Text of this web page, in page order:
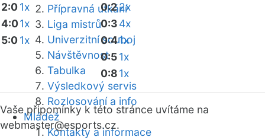
Přípravná utkání
Liga mistrů
Univerzitní souboj
Návštěvnost
Tabulka
Výsledkový servis
Rozlosování a info
Mládež
Kontakty a informace
2:01x
4:01x
5:01x
0:22x
0:34x
0:41x
0:51x
0:81x
Vaše připomínky k této stránce uvítáme na
webmaster@esports.cz.